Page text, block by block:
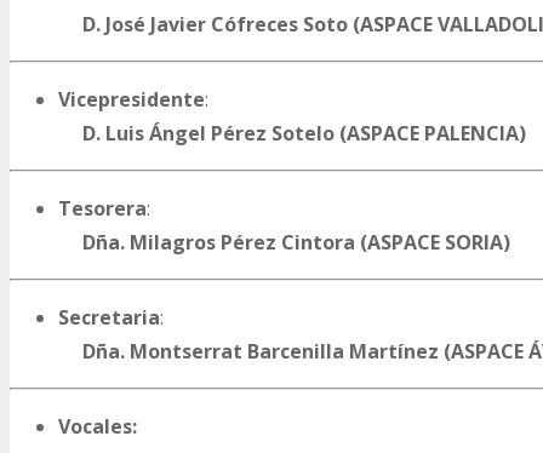
D. José Javier Cófreces Soto (ASPACE
Vicepresidente:
D. Luis Ángel Pérez Sotelo (ASPACE PALENCIA)
Tesorera:
Dña. Milagros Pérez Cintora (ASPACE SORIA)
Secretaria:
Dña. Montserrat Barcenilla Martínez (ASPACE
Vocales: